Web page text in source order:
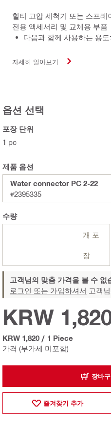
힐티 고압 세척기 또는 스프
전용 액세서리 및 교체용 부품
다음과 함께 사용하는 용
자세히 알아보기
옵션 선택
포장 단위
1 pc
제품 옵션
Water connector PC 2-22
#2395335
수량
개 포
장
고객님의 맞춤 가격을 볼 수 없
로그인 또는 가입하셔서 고객
가격 (부가세 미포함)
KRW
KRW 1,820 / 1 Piece
장바
즐겨찾기 추가